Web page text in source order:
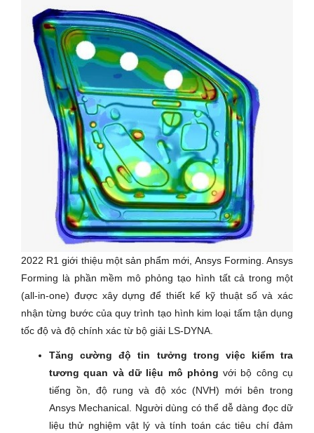
2022 R1 giới thiệu một sản phẩm mới, Ansys Forming. Ansys
Forming là phần mềm mô phỏng tạo hình tất cả trong một
(all-in-one) được xây dựng để thiết kế kỹ thuật số và xác
nhận từng bước của quy trình tạo hình kim loại tấm tận dụng
tốc độ và độ chính xác từ bộ giải LS-DYNA.
Tăng cường độ tin tưởng trong việc kiểm tra
tương quan và dữ liệu mô phỏng với bộ công cụ
tiếng ồn, độ rung và độ xóc (NVH) mới bên trong
Ansys Mechanical. Người dùng có thể dễ dàng đọc dữ
liệu thử nghiệm vật lý và tính toán các tiêu chí đảm